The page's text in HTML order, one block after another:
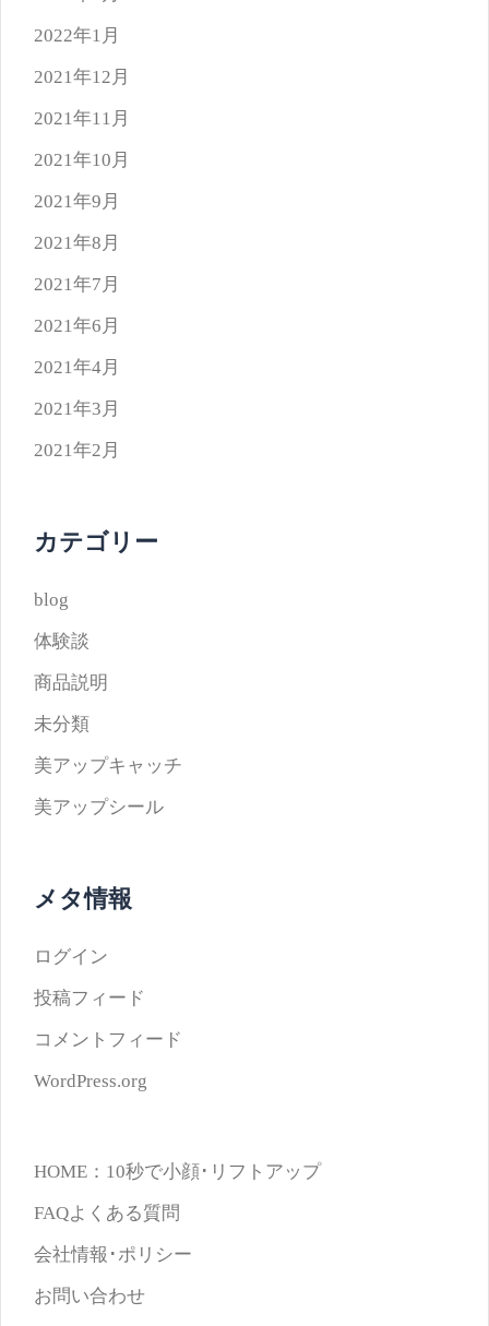
2022年1月
2021年12月
2021年11月
2021年10月
2021年9月
2021年8月
2021年7月
2021年6月
2021年4月
2021年3月
2021年2月
カテゴリー
blog
体験談
商品説明
未分類
美アップキャッチ
美アップシール
メタ情報
ログイン
投稿フィード
コメントフィード
WordPress.org
HOME：10秒で小顔･リフトアップ
FAQよくある質問
会社情報･ポリシー
お問い合わせ